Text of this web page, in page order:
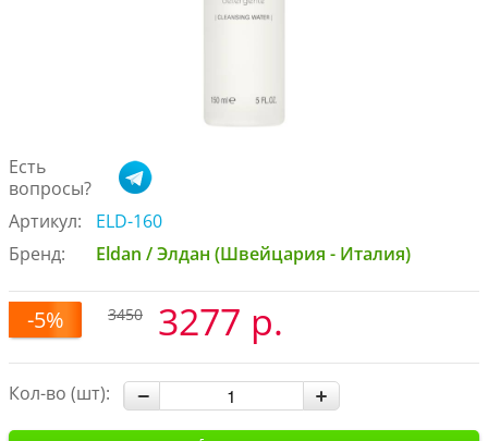
Есть
вопросы?
Артикул:
ELD-160
Бренд:
Eldan / Элдан (Швейцария - Италия)
-5% 3450 3277 р.
Кол-во (шт):